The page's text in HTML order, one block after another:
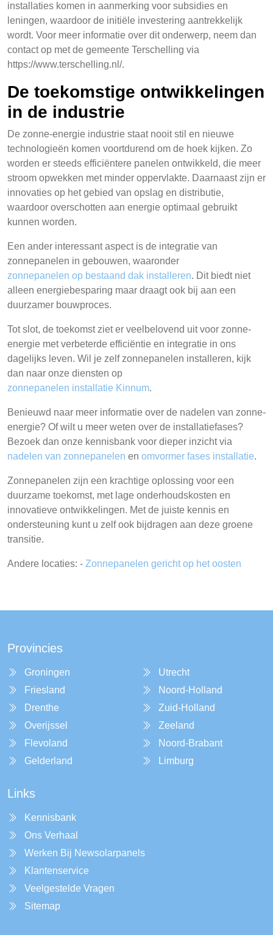
installaties komen in aanmerking voor subsidies en
leningen, waardoor de initiële investering aantrekkelijk
wordt. Voor meer informatie over dit onderwerp, neem dan
contact op met de gemeente Terschelling via
https://www.terschelling.nl/.
De toekomstige ontwikkelingen
in de industrie
De zonne-energie industrie staat nooit stil en nieuwe
technologieën komen voortdurend om de hoek kijken. Zo
worden er steeds efficiëntere panelen ontwikkeld, die meer
stroom opwekken met minder oppervlakte. Daarnaast zijn er
innovaties op het gebied van opslag en distributie,
waardoor overschotten aan energie optimaal gebruikt
kunnen worden.
Een ander interessant aspect is de integratie van
zonnepanelen in gebouwen, waaronder
zonnepanelen op bestaand dak installeren. Dit biedt niet
alleen energiebesparing maar draagt ook bij aan een
duurzamer bouwproces.
Tot slot, de toekomst ziet er veelbelovend uit voor zonne-
energie met verbeterde efficiëntie en integratie in ons
dagelijks leven. Wil je zelf zonnepanelen installeren, kijk
dan naar onze diensten op
zonnepanelen installatie Kinnum.
Benieuwd naar meer informatie over de nadelen van zonne-
energie? Of wilt u meer weten over de installatiefases?
Bezoek dan onze kennisbank voor dieper inzicht via
nadelen van zonnepanelen en omvormer fases installatie.
Zonnepanelen zijn een krachtige oplossing voor een
duurzame toekomst, met lage onderhoudskosten en
innovatieve ontwikkelingen. Met de juiste kennis en
ondersteuning kunt u zelf ook bijdragen aan deze groene
transitie.
Andere locaties: - Zonnepanelen gericht op het oosten
Provincies
Groningen
Friesland
Drenthe
Overijssel
Flevoland
Gelderland
Utrecht
Noord-Holland
Zuid-Holland
Zeeland
Noord-Brabant
Limburg
Links
Kennisbank
Ons Verhaal
Werken Bij Newsolarpanels
Klantenservice
Veelgestelde Vragen
Sitemap